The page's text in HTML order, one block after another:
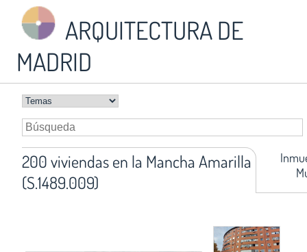
ARQUITECTURA DE
MADRID
200 viviendas en la Mancha Amarilla
(S.1489.009)